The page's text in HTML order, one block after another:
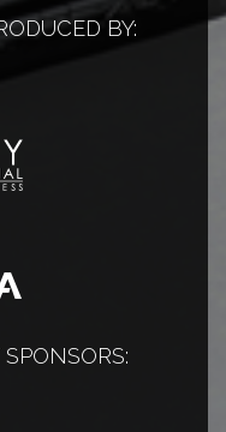
BY: